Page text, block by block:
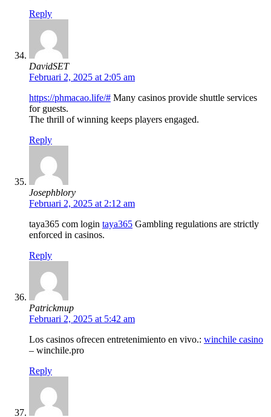
Reply
DavidSET
Februari 2, 2025 at 2:05 am
https://phmacao.life/# Many casinos provide shuttle services
for guests.
The thrill of winning keeps players engaged.
Reply
Josephblory
Februari 2, 2025 at 2:12 am
taya365 com login taya365 Gambling regulations are strictly
enforced in casinos.
Reply
Patrickmup
Februari 2, 2025 at 5:42 am
Los casinos ofrecen entretenimiento en vivo.: winchile casino
– winchile.pro
Reply